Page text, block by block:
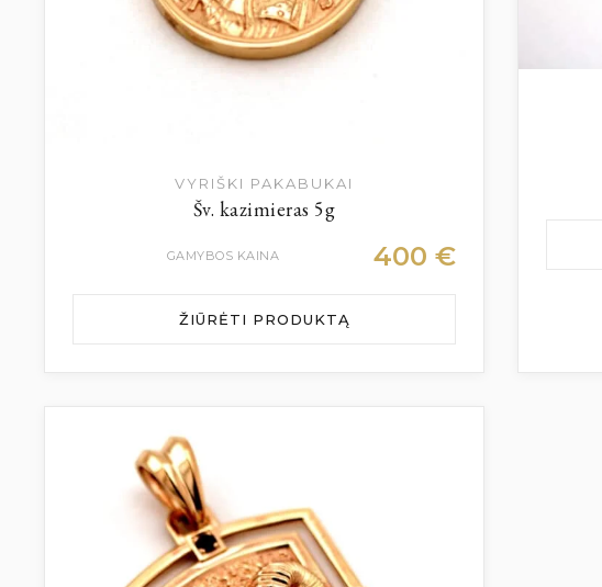
VYRIŠKI PAKABUKAI
Šv. kazimieras 5g
GAMYBOS KAINA 400€
ŽIŪRĖTI PRODUKTĄ